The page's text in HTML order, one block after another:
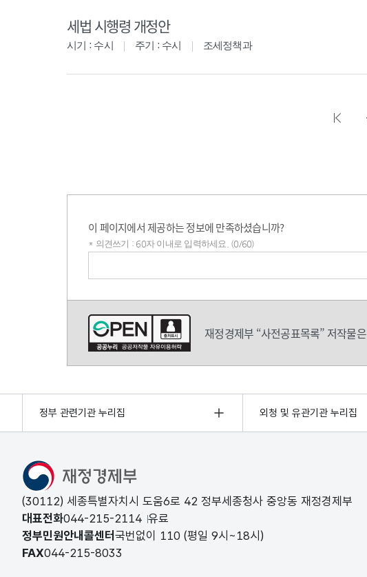
세법 시행령 개정안
시기 : 수시 주기 : 수시 조세정책과
이 페이지에서 제공하는 정보에 만족하셨습니까?
* 의견쓰기 : 60자 이내로 입력하세요. (0/60)
재정경제부 “사전공표목록” 저작물은
정부 관련기관 누리집 외청 및 유관기관 누리집
(30112) 세종특별자치시 도움6로 42 정부세종청사 중앙동 재정경제부
대표전화044-215-2114 유료
정부민원안내콜센터 국번없이 110 (평일 9시~18시)
FAX044-215-8033